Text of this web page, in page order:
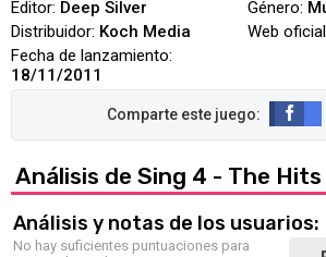
Editor: Deep Silver
Distribuidor: Koch Media
Fecha de lanzamiento:
18/11/2011
Género:
Web
Análisis de Sing 4 - The
Análisis y notas de los usuarios:
No hay suficientes puntuaciones para